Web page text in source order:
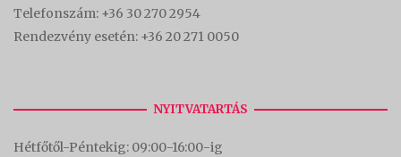
Telefonszám: +36 30 270 2954
Rendezvény esetén: +36 20 271 0050
NYITVATARTÁS
Hétfőtől-Péntekig: 09:00-16:00-ig